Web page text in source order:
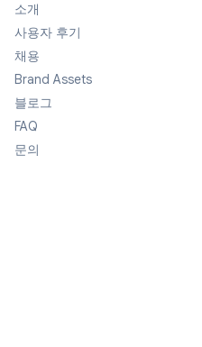
GPT Workspace
합니다! 오래된 컴퓨터를
정말 획기적이었고, 최신
어요. 정말 유용하고 사용
가할 수 있어서 정말 편합
쏙 나오고, 작업이 끝나면
니다!
소개
사용자 후기
채용
Brand Assets
블로그
FAQ
문의